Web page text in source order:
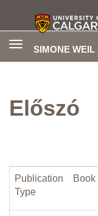
SIMONE
Toggle
Előszó
Publication
Type